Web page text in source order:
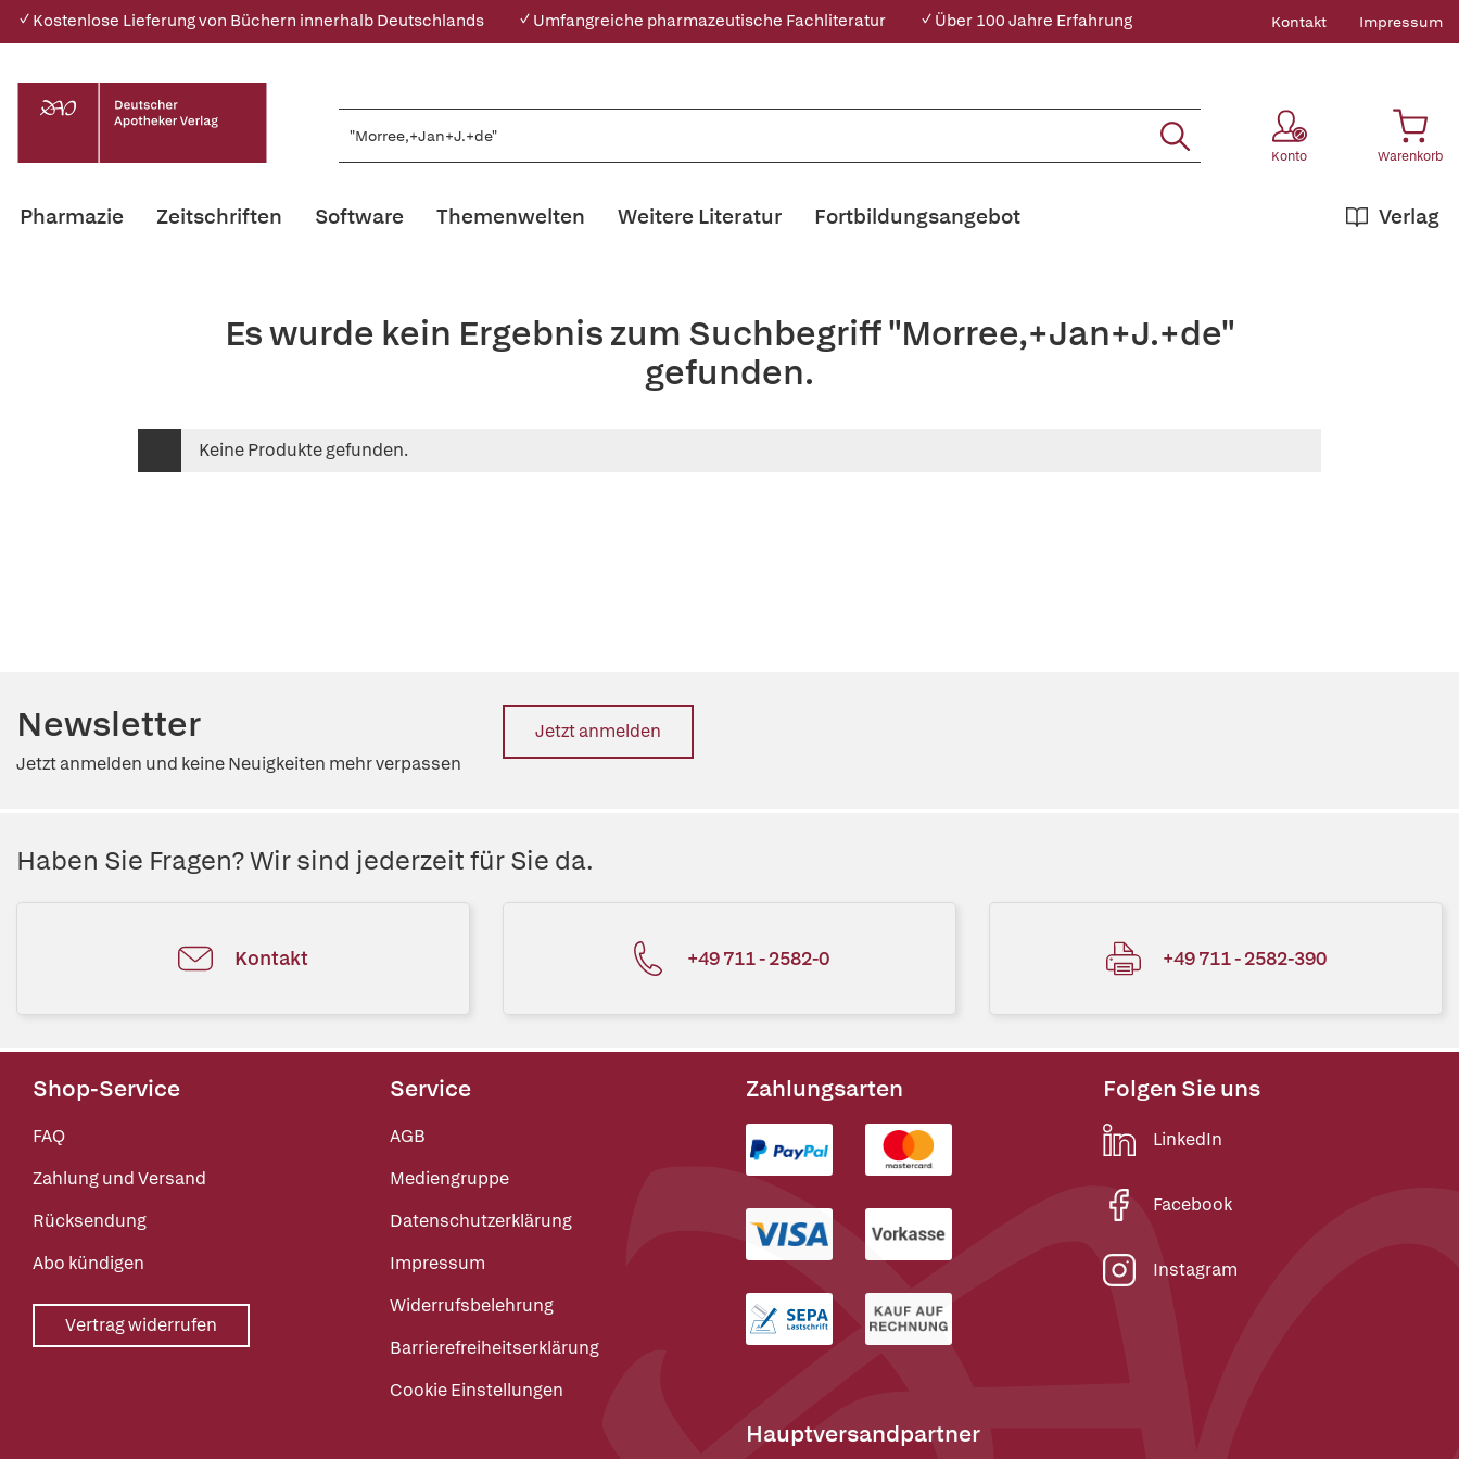
✓ Kostenlose Lieferung von Büchern innerhalb Deutschlands ✓ Umfangreiche pharmazeutische Fachliteratur ✓ Über 100 Jahre Erfahrung Kontakt Impressum
Konto Warenkorb
Pharmazie Zeitschriften Software Themenwelten Weitere Literatur Verlag
Fortbildungsangebot
Es wurde kein Ergebnis zum Suchbegriff "Morree,+Jan+J.+de"
gefunden.
Keine Produkte gefunden.
Newsletter
Jetzt anmelden und keine Neuigkeiten mehr verpassen
Jetzt anmelden
Haben Sie Fragen? Wir sind jederzeit für Sie da.
Kontakt +49 711 - 2582-0 +49 711 - 2582-390
Shop-Service
FAQ
Zahlung und Versand
Rücksendung
Abo kündigen
Vertrag widerrufen
Service
AGB
Mediengruppe
Datenschutzerklärung
Impressum
Widerrufsbelehrung
Barrierefreiheitserklärung
Cookie Einstellungen
Zahlungsarten
Hauptversandpartner
Folgen Sie uns
LinkedIn
Facebook
Instagram